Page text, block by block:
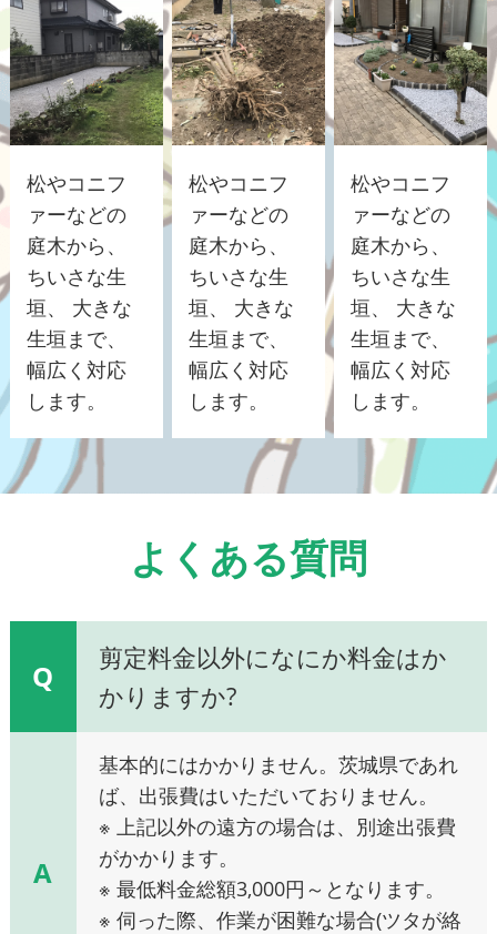
松やコニフ
ァーなどの
庭木から、
ちいさな生
垣、 大きな
生垣まで、
幅広く対応
します。
松やコニフ
ァーなどの
庭木から、
ちいさな生
垣、 大きな
生垣まで、
幅広く対応
します。
松やコニフ
ァーなどの
庭木から、
ちいさな生
垣、 大きな
生垣まで、
幅広く対応
します。
よくある質問
Q
剪定料金以外になにか料金はか
かりますか?
A
基本的にはかかりません。茨城県であれ
ば、出張費はいただいておりません。
※ 上記以外の遠方の場合は、別途出張費
がかかります。
※ 最低料金総額3,000円～となります。
※ 伺った際、作業が困難な場合(ツタが絡